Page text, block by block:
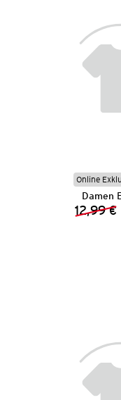
Online
Damen
12,99 €